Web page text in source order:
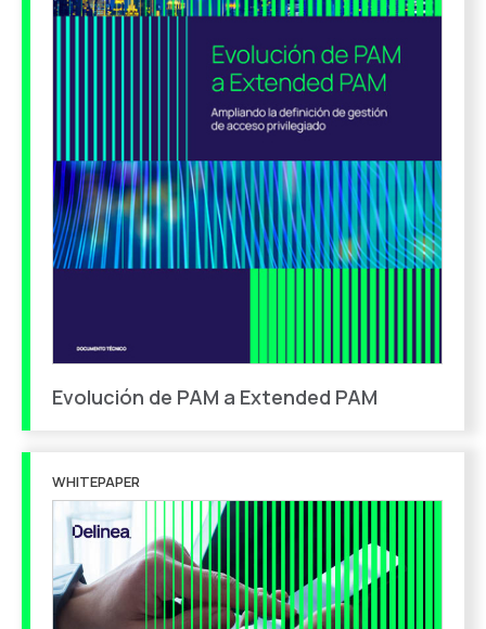
Evolución de PAM a Extended PAM
WHITEPAPER